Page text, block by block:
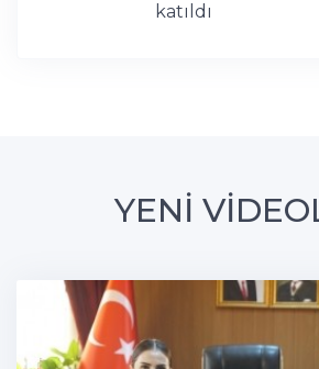
katıldı
YENİ